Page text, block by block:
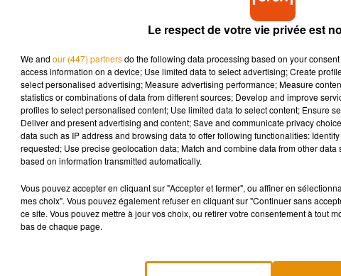
noces de diamant !
sont mariés depuis bientôt 60 ans : ils doivent prendre le train
famille dans les Alpes de Haute Provence et fêter leurs noces
cheminots a repris ! Nos deux amoureux ont vu la chose venir : ils
des transports pour leur exposer le problème. Il y a
l’un des directeurs de la SNCF. Ce dernier leur annonce une
grévistes pour permettre à leur TGV de rouler !
ont tenu à remercier la SNCF qui a remis leur projet… sur les rails !
Le respect de votre vie privée est
We and our (447) partnersdo the following data processing based on your
access information on a device; Use limited data to select advertising; Create
select personalised advertising; Measure advertising performance; Measure
statistics or combinations of data from different sources; Develop and improve
profiles to select personalised content; Use limited data to select content; Ensure
Deliver and present advertising and content; Save and communicate privacy
data such as IP address and browsing data to offer following functionalities:
requested; Use precise geolocation data; Match and combine data from other
based on information transmitted automatically.
Vous pouvez accepter en cliquant sur "Accepter et fermer", ou affiner en
mes choix". Vous pouvez également refuser en cliquant sur "Continuer sans
ce site. Vous pouvez mettre à jour vos choix, ou retirer votre consentement à tout
bas de chaque page.